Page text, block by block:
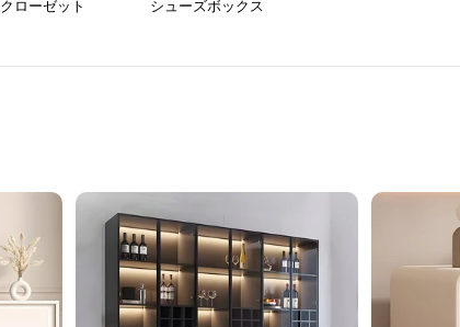
クローゼット シューズボックス